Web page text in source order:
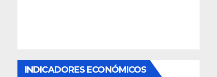
INDICADORES ECONÓMICOS